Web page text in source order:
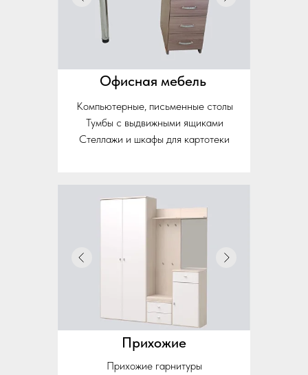
Офисная мебель
Компьютерные, письменные столы
Тумбы с выдвижными ящиками
Стеллажи и шкафы для картотеки
Прихожие
Прихожие гарнитуры